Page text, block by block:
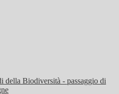
della Biodiversità - passaggio di